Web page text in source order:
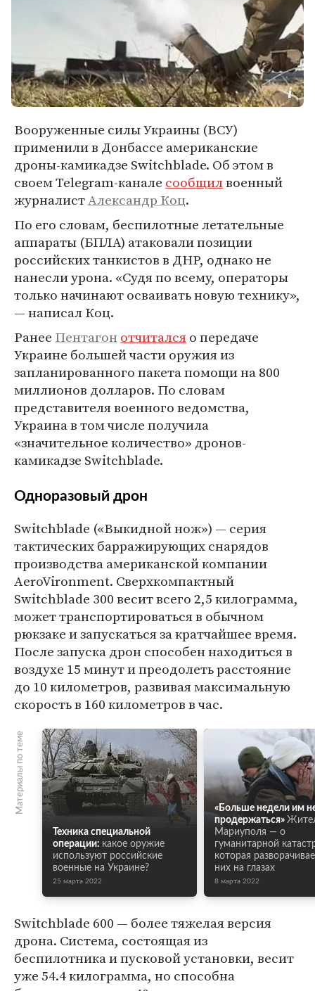
Вооруженные силы Украины (ВСУ)
применили в Донбассе американские
дроны-камикадзе Switchblade. Об этом в
своем Telegram-канале сообщилвоенный
журналистАлександр Коц.
По его словам, беспилотные летательные
аппараты (БПЛА) атаковали позиции
российских танкистов в ДНР, однако не
нанесли урона. «Судя по всему, операторы
только начинают осваивать новую технику»,
— написал Коц.
Ранее Пентагон отчиталсяо передаче
Украине большей части оружия из
запланированного пакета помощи на 800
миллионов долларов. По словам
представителя военного ведомства,
Украина в том числе получила
«значительное количество» дронов-
камикадзе Switchblade.
Одноразовый дрон
Switchblade («Выкидной нож») — серия
тактических барражирующих снарядов
производства американской компании
AeroVironment. Сверхкомпактный
Switchblade 300 весит всего 2,5 килограмма,
может транспортироваться в обычном
рюкзаке и запускаться за кратчайшее время.
После запуска дрон способен находиться в
воздухе 15 минут и преодолеть расстояние
до 10 километров, развивая максимальную
скорость в 160 километров в час.
Материалы по теме
Техника специальной
операции: какое оружие
используют российские
военные на Украине?
25 марта 2022
«Больше недели им
продержаться»
Мариуполя — о
гуманитарной
которая
них на глазах
8 марта 2022
Switchblade 600 — более тяжелая версия
дрона. Система, состоящая из
беспилотника и пусковой установки, весит
уже 54.4 килограмма, но способна